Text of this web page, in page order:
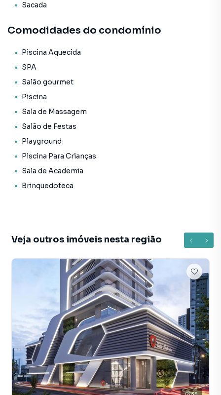
* Playground;
* Sauna;
* Hidromassagem;
* Brinquedoteca;
* Espaço gourmet;
* Funcional e Alongamento;
* Espaço Grill;
* Pista de Carrinhos Elétricos;
* Terraço;
* Massagem;
* Espaço Gourmet Bianco.
Forma de pagamento:
O valor do imóvel poderá sofrer alteração sem aviso
De acordo com a Lei nº 4591/64, informamos que algumas
imagens aqui contidas, possuem apenas caráter ilustrativo
e que a aquisição de mobílias e peças decorativas são de
responsabilidade do condomínio/condômino.
Apartamento para Venda em região valorizada do bairro
Centro, em Balneário Camboriú. Não encontrou o que
procurava ou deseja mais informações sobre
Sacada
Comodidades do condomínio
Piscina Aquecida
SPA
Salão gourmet
Piscina
Sala de Massagem
Salão de Festas
Playground
Piscina Para Crianças
Sala de Academia
Brinquedoteca
Veja outros imóveis nesta região